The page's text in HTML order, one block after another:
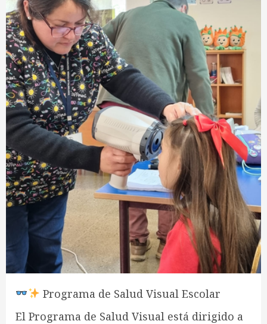
Programa de Salud Visual Escolar
El Programa de Salud Visual está dirigido a